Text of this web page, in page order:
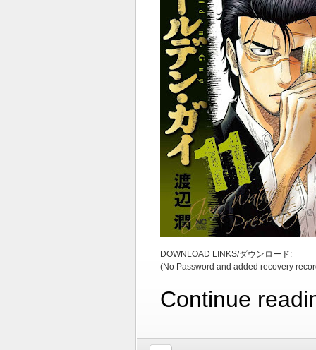
DOWNLOAD LINKS/ダウンロード:
(No Password and added recovery
Continue